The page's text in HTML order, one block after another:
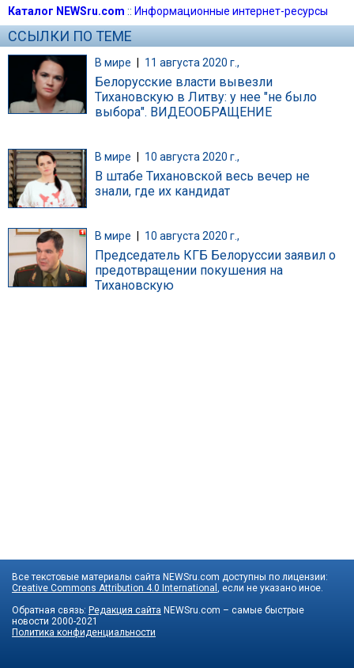
Каталог NEWSru.com :: Информационные интернет-ресурсы
ССЫЛКИ ПО ТЕМЕ
В мире | 11 августа 2020 г.,
Белорусские власти вывезли
Тихановскую в Литву: у нее "не было
выбора". ВИДЕООБРАЩЕНИЕ
В мире 10 августа 2020 г.,
В штабе Тихановской весь вечер не
знали, где их кандидат
В мире 10 августа 2020 г.,
Председатель КГБ Белоруссии заявил о
предотвращении покушения на
Тихановскую
Все текстовые материалы сайта NEWSru.com доступны по лицензии:
Creative Commons Attribution 4.0 International , если не указано иное.
Обратная связь: Редакция сайта NEWSru.com – самые быстрые
новости 2000-2021
Политика конфиденциальности